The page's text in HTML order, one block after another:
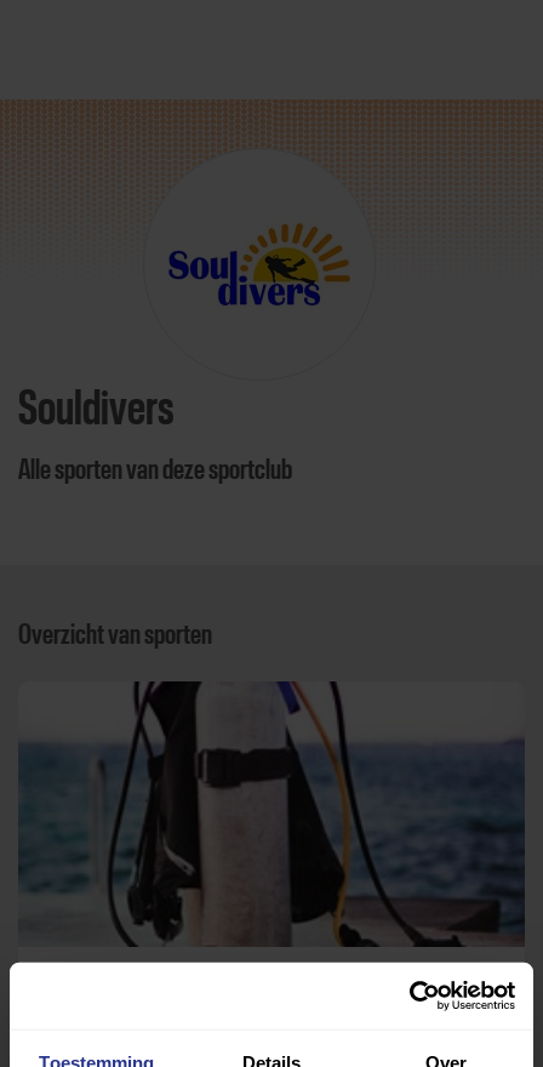
Toestemming Details Over
Souldivers
Alle sporten van deze sportclub
Overzicht van sporten